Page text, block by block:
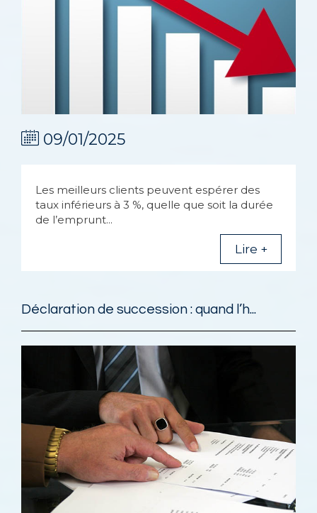
09/01/2025
Les meilleurs clients peuvent espérer des
taux inférieurs à 3 %, quelle que soit la durée
de l’emprunt...
Lire +
Déclaration de succession : quand l’h...